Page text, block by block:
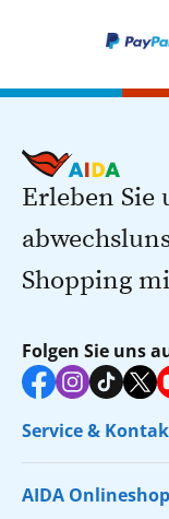
Erleben Sie
Shopping
Folgen Sie uns
Service &
AIDA Onlineshop